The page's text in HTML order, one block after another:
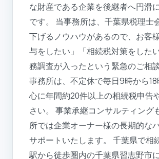
な財産である企業を後継者へ円滑
です。 当事務所は、千葉県税理
下げるノウハウがあるので、お客
与をしたい」「相続税対策をした
務調査が入ったという緊急のご相
事務所は、不定休で毎日9時から
心に年間約20件以上の相続税申告
さい。 事業承継コンサルティン
所では企業オーナー様の長期的な
サポートいたします。 千葉県で
駅から徒歩圏内の千葉県習志野市